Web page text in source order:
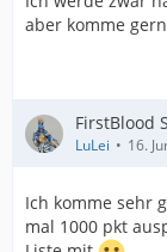
aber komme
FirstBlood
LuLei 16.
Ich komme sehr
mal 1000 pkt